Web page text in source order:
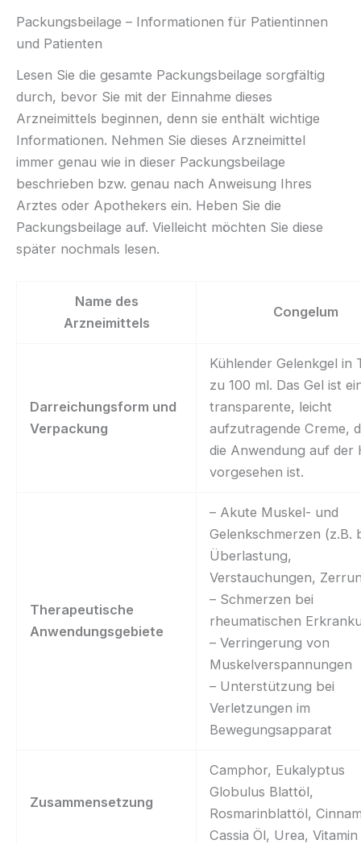
Packungsbeilage – Informationen für Patientinnen
und Patienten
Lesen Sie die gesamte Packungsbeilage sorgfältig
durch, bevor Sie mit der Einnahme dieses
Arzneimittels beginnen, denn sie enthält wichtige
Informationen. Nehmen Sie dieses Arzneimittel
immer genau wie in dieser Packungsbeilage
beschrieben bzw. genau nach Anweisung Ihres
Arztes oder Apothekers ein. Heben Sie die
Packungsbeilage auf. Vielleicht möchten Sie diese
später nochmals lesen.
Name des
Arzneimittels
Congelum
Darreichungsform und
Verpackung
Kühlender Gelenkgel in
zu 100 ml. Das Gel ist
transparente, leicht
aufzutragende Creme,
die Anwendung auf der
vorgesehen ist.
Therapeutische
Anwendungsgebiete
– Akute Muskel- und
Gelenkschmerzen (z.B.
Überlastung,
Verstauchungen,
– Schmerzen bei
rheumatischen
– Verringerung von
Muskelverspannungen
– Unterstützung bei
Verletzungen im
Bewegungsapparat
Zusammensetzung
Camphor, Eukalyptus
Globulus Blattöl,
Rosmarinblattöl,
Cassia Öl, Urea, Vitamin